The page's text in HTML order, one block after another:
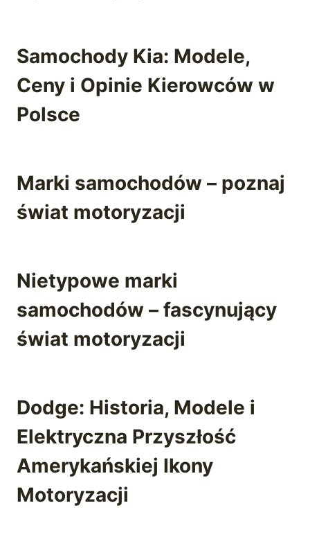
Samochody Kia: Modele,
Ceny i Opinie Kierowców w
Polsce
Marki samochodów – poznaj
świat motoryzacji
Nietypowe marki
samochodów – fascynujący
świat motoryzacji
Dodge: Historia, Modele i
Elektryczna Przyszłość
Amerykańskiej Ikony
Motoryzacji